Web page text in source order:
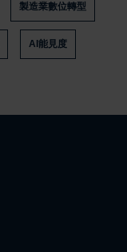
製造業數位轉型
AI能見度